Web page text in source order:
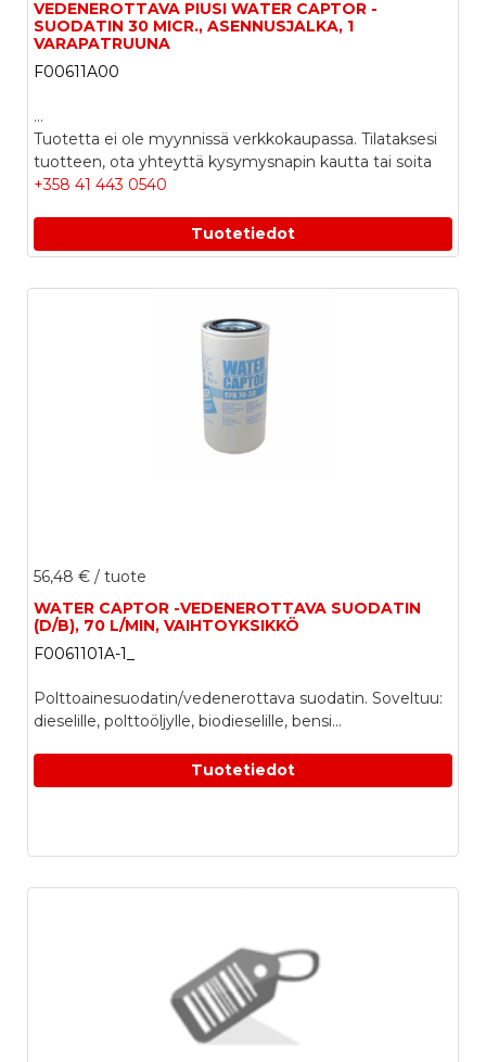
VEDENEROTTAVA PIUSI WATER CAPTOR -
SUODATIN 30 MICR., ASENNUSJALKA, 1
VARAPATRUUNA
F00611A00
...
Tuotetta ei ole myynnissä verkkokaupassa. Tilataksesi
tuotteen, ota yhteyttä kysymysnapin kautta tai soita
+358 41 443 0540
Tuotetiedot
56,48 € / tuote
WATER CAPTOR -VEDENEROTTAVA SUODATIN
(D/B), 70 L/MIN, VAIHTOYKSIKKÖ
F0061101A-1_
Polttoainesuodatin/vedenerottava suodatin. Soveltuu:
dieselille, polttoöljylle, biodieselille, bensi...
Tuotetiedot